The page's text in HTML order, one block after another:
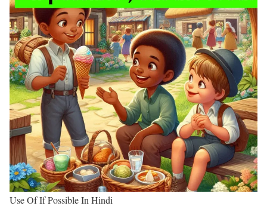
Use Of If Possible In Hindi